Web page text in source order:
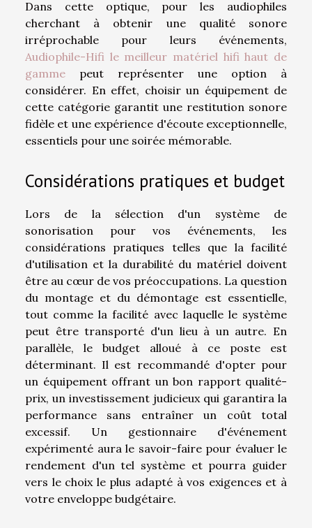
Dans cette optique, pour les audiophiles
cherchant à obtenir une qualité sonore
irréprochable pour leurs événements,
Audiophile-Hifi le meilleur matériel hifi haut de
gamme peut représenter une option à
considérer. En effet, choisir un équipement de
cette catégorie garantit une restitution sonore
fidèle et une expérience d'écoute exceptionnelle,
essentiels pour une soirée mémorable.
Considérations pratiques et budget
Lors de la sélection d'un système de
sonorisation pour vos événements, les
considérations pratiques telles que la facilité
d'utilisation et la durabilité du matériel doivent
être au cœur de vos préoccupations. La question
du montage et du démontage est essentielle,
tout comme la facilité avec laquelle le système
peut être transporté d'un lieu à un autre. En
parallèle, le budget alloué à ce poste est
déterminant. Il est recommandé d'opter pour
un équipement offrant un bon rapport qualité-
prix, un investissement judicieux qui garantira la
performance sans entraîner un coût total
excessif. Un gestionnaire d'événement
expérimenté aura le savoir-faire pour évaluer le
rendement d'un tel système et pourra guider
vers le choix le plus adapté à vos exigences et à
votre enveloppe budgétaire.